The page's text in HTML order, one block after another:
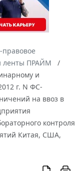
ленты ПРАЙМ
и
г. N ФС-
на ввоз в
контроля
Китая, США,